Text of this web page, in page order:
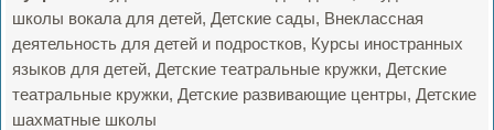
школы вокала для детей, Детские сады, Внеклассная
деятельность для детей и подростков, Курсы иностранных
языков для детей, Детские театральные кружки, Детские
театральные кружки, Детские развивающие центры, Детские
шахматные школы